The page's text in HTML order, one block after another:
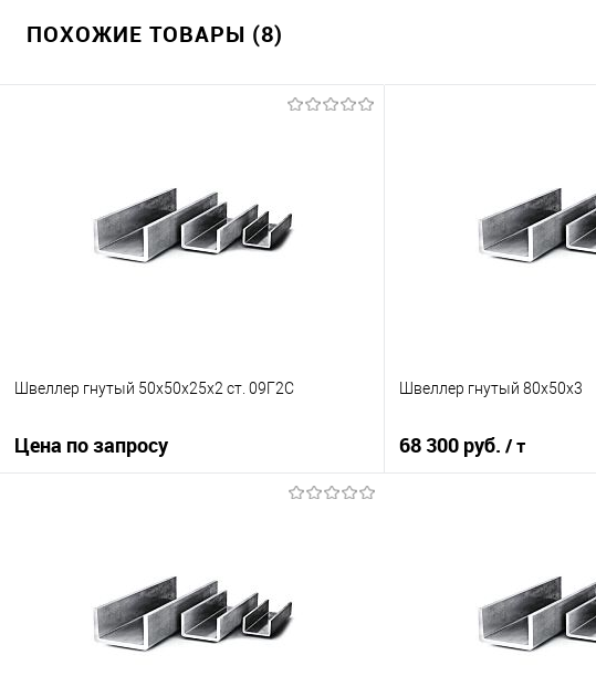
ПОХОЖИЕ ТОВАРЫ (8)
Швеллер гнутый 50х50х25х2 ст. 09Г2С
Цена по запросу
Купить в 1 клик
Сравнение
В избранное
Под заказ
Швеллер гнутый 80х50х3
68 300 руб. / т
Купить в 1 клик
В избранное